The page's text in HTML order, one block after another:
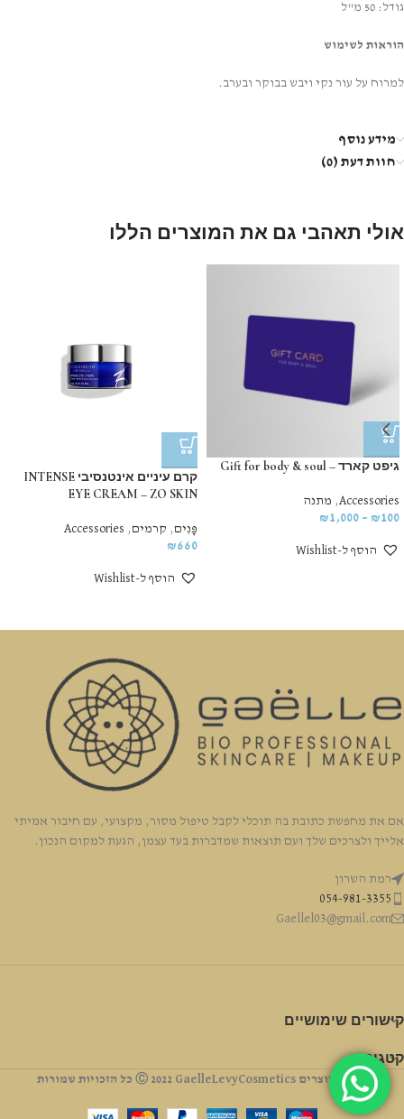
גודל: 50 מ"ל
הוראות לשימוש
למרוח על עור נקי ויבש בבוקר ובערב.
מידע נוסף
חוות דעת (0)
אולי תאהבי גם את המוצרים הללו
גיפט קארד – Gift for body & soul
Accessories
, מתנה
₪100
–
₪1,000
הוסף ל-Wishlist
קרם עיניים אינטנסיבי INTENSE
EYE CREAM – ZO SKIN
פָּנִים, קרמים,
Accessories
₪660
הוסף ל-Wishlist
אם את מחפשת כתובת בה תוכלי לקבל טיפול מסור, מקצועי, עם חיבור אמיתי
אלייך ולצרכים שלך ועם תוצאות שמדברות בעד עצמן, הגעת למקום הנכון.
רמת השרון
054-981-3355
Gaellel03@gmail.com
קישורים שימושיים
קטגוריה
זכויות יוצרים Ⓒ 2022 GaelleLevyCosmetics כל הזכויות שמורות